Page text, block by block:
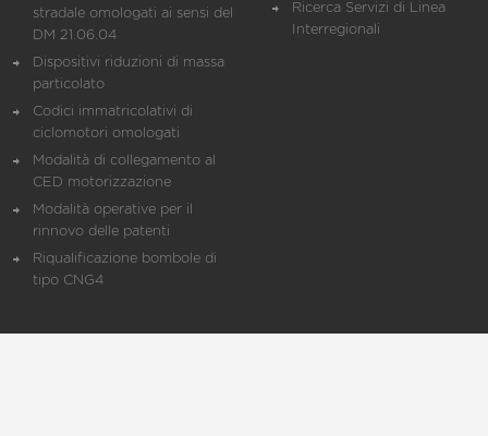
stradale omologati ai sensi del
DM 21.06.04
Dispositivi riduzioni di massa
particolato
Codici immatricolativi di
ciclomotori omologati
Modalità di collegamento al
CED motorizzazione
Modalità operative per il
rinnovo delle patenti
Riqualificazione bombole di
tipo CNG4
Ricerca Servizi di Linea
Interregionali